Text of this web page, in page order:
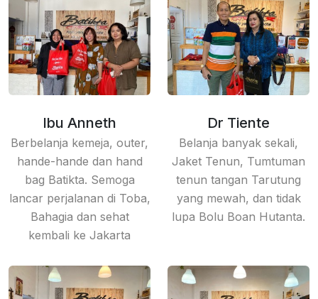
Ibu Anneth
Berbelanja kemeja, outer,
hande-hande dan hand
bag Batikta. Semoga
lancar perjalanan di Toba,
Bahagia dan sehat
kembali ke Jakarta
Dr Tiente
Belanja banyak sekali,
Jaket Tenun, Tumtuman
tenun tangan Tarutung
yang mewah, dan tidak
lupa Bolu Boan Hutanta.